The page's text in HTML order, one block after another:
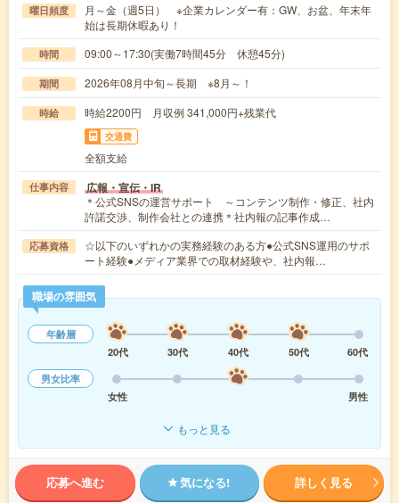
曜日頻度
月～金（週5日） ※企業カレンダー有：GW、お盆、年末年
始は長期休暇あり！
時間 09:00～17:30(実働7時間45分 休憩45分)
期間 2026年08月中旬～長期 ※8月～！
時給 時給2200円 月収例 341,000円+残業代
交通費
全額支給
仕事内容 広報・宣伝・IR
＊公式SNSの運営サポート ～コンテンツ制作・修正、社内
許諾交渉、制作会社との連携＊社内報の記事作成…
応募資格
☆以下のいずれかの実務経験のある方●公式SNS運用のサポ
ート経験●メディア業界での取材経験や、社内報…
職場の雰囲気
年齢層
20代
30代 40代 50代
60代
男女比率
女性
男性
もっと見る
応募へ進む 気になる! 詳しく見る